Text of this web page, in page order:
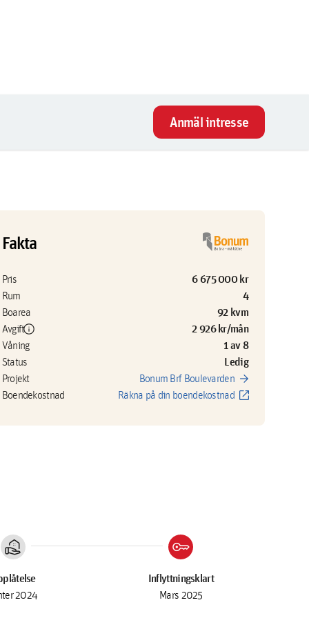
Anmäl intresse
Fakta
Pris 6 675 000 kr
Rum 4
Boarea 92 kvm
Avgiftinfo 2 926 kr/mån
Våning 1 av 8
Status Ledig
Projekt Bonum Brf Boulevarden arrow_forward
Boendekostnad Räkna på din boendekostnad open_in_new
real_estate_agent
2024
key
Inflyttningsklart
Mars 2025